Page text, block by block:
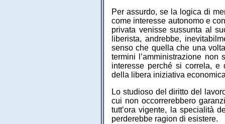
Per assurdo, se la logica di
come interesse autonomo e
privata venisse sussunta al
liberista, andrebbe,
senso che quella che una
termini l’amministrazione
interesse perché si correla, e
della libera iniziativa
Lo studioso del diritto del
cui non occorrerebbero
tutt’ora vigente, la specialità
perderebbe ragion di esistere.